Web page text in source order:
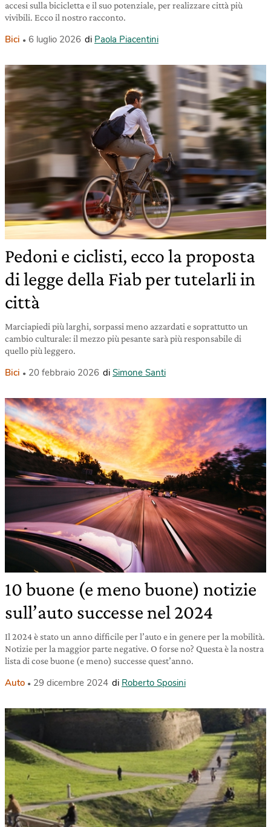
accesi sulla bicicletta e il suo potenziale, per realizzare città più
vivibili. Ecco il nostro racconto.
Bici 6 luglio 2026 di Paola Piacentini
Pedoni e ciclisti, ecco la proposta
di legge della Fiab per tutelarli in
città
Marciapiedi più larghi, sorpassi meno azzardati e soprattutto un
cambio culturale: il mezzo più pesante sarà più responsabile di
quello più leggero.
Bici 20 febbraio 2026 di Simone Santi
10 buone (e meno buone) notizie
sull’auto successe nel 2024
Il 2024 è stato un anno difficile per l’auto e in genere per la mobilità.
Notizie per la maggior parte negative. O forse no? Questa è la nostra
lista di cose buone (e meno) successe quest’anno.
Auto 29 dicembre 2024 di Roberto Sposini